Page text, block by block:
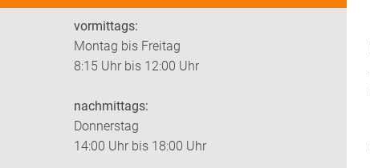
vormittags:
Montag bis Freitag
8:15 Uhr bis 12:00 Uhr
nachmittags:
Donnerstag
14:00 Uhr bis 18:00 Uhr